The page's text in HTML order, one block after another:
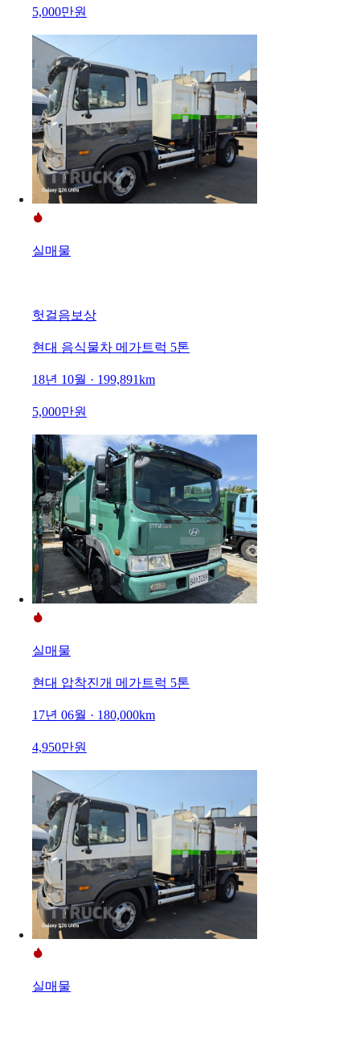
5,000만원
실매물
헛걸음보상
현대 음식물차 메가트럭 5톤
18년 10월 · 199,891km
5,000만원
실매물
현대 압착진개 메가트럭 5톤
17년 06월 · 180,000km
4,950만원
실매물